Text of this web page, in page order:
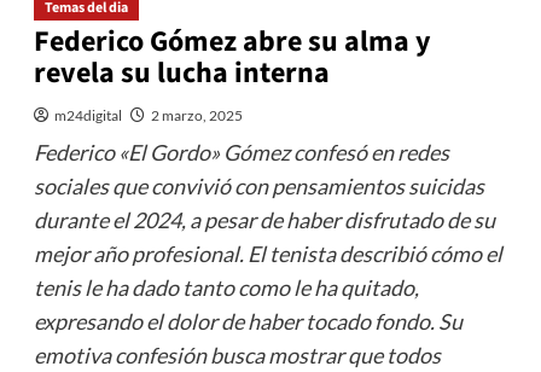
Temas del dia
Federico Gómez abre su alma y
revela su lucha interna
m24digital 2 marzo, 2025
Federico «El Gordo» Gómez confesó en redes
sociales que convivió con pensamientos suicidas
durante el 2024, a pesar de haber disfrutado de su
mejor año profesional. El tenista describió cómo el
tenis le ha dado tanto como le ha quitado,
expresando el dolor de haber tocado fondo. Su
emotiva confesión busca mostrar que todos